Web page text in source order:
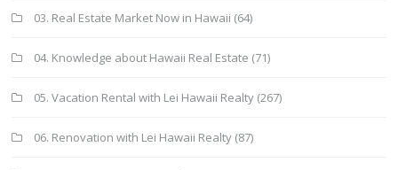
03. Real Estate Market Now in Hawaii (64)
04. Knowledge about Hawaii Real Estate (71)
05. Vacation Rental with Lei Hawaii Realty (267)
06. Renovation with Lei Hawaii Realty (87)